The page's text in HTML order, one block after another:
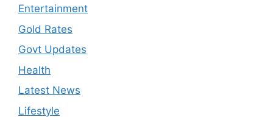
Entertainment
Gold Rates
Govt Updates
Health
Latest News
Lifestyle